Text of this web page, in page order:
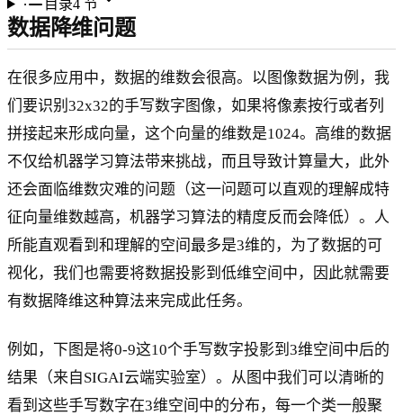
目录4节
数据降维问题
在很多应用中，数据的维数会很高。以图像数据为例，我
们要识别32x32的手写数字图像，如果将像素按行或者列
拼接起来形成向量，这个向量的维数是1024。高维的数据
不仅给机器学习算法带来挑战，而且导致计算量大，此外
还会面临维数灾难的问题（这一问题可以直观的理解成特
征向量维数越高，机器学习算法的精度反而会降低）。人
所能直观看到和理解的空间最多是3维的，为了数据的可
视化，我们也需要将数据投影到低维空间中，因此就需要
有数据降维这种算法来完成此任务。
例如，下图是将0-9这10个手写数字投影到3维空间中后的
结果（来自SIGAI云端实验室）。从图中我们可以清晰的
看到这些手写数字在3维空间中的分布，每一个类一般聚